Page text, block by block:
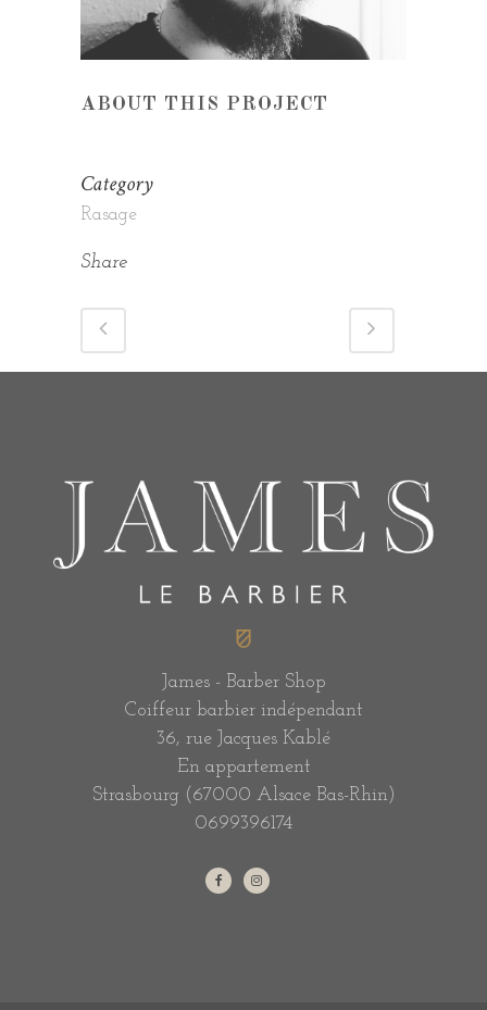
ABOUT THIS PROJECT
Category
Rasage
Share
James - Barber Shop
Coiffeur barbier indépendant
36, rue Jacques Kablé
En appartement
Strasbourg (67000 Alsace Bas-Rhin)
0699396174